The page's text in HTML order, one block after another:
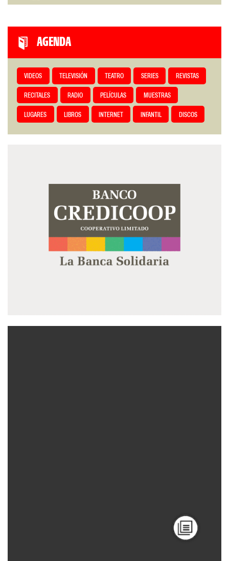
AGENDA
VIDEOS TELEVISIÓN TEATRO SERIES REVISTAS
RECITALES RADIO PELÍCULAS MUESTRAS
LUGARES LIBROS INTERNET INFANTIL DISCOS